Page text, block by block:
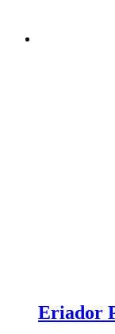
Eriador